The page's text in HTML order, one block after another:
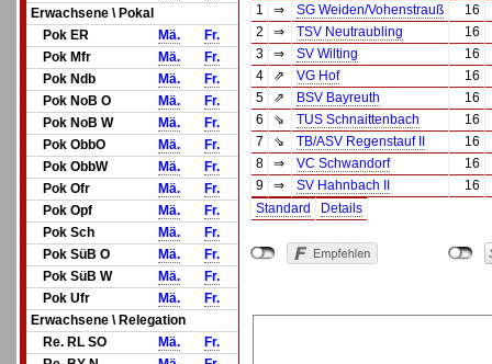
Erwachsene \ Pokal
Pok ER
Mä.
Fr.
Pok Mfr
Mä.
Fr.
Pok Ndb
Mä.
Fr.
Pok NoB O
Mä.
Fr.
Pok NoB W
Mä.
Fr.
Pok ObbO
Mä.
Fr.
Pok ObbW
Mä.
Fr.
Pok Ofr
Mä.
Fr.
Pok Opf
Mä.
Fr.
Pok Sch
Mä.
Fr.
Pok SüB O
Mä.
Fr.
Pok SüB W
Mä.
Fr.
Pok Ufr
Mä.
Fr.
Erwachsene \ Relegation
Re. RL SO
Mä.
Fr.
1
⇒ SG Weiden/Vohenstrauß
16
2
⇒ TSV Neutraubling
16
3
⇒ SV Wilting
16
4
⇗ VG Hof
16
5
⇗ BSV Bayreuth
16
6
⇘ TUS Schnaittenbach
16
7
⇘ TB/ASV Regenstauf II
16
8
⇒ VC Schwandorf
16
9
⇒ SV Hahnbach II
16
Standard
Details